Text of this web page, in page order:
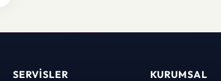
SERVISLER KURUMSAL